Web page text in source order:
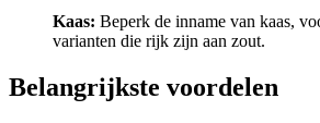
Kaas: Beperk de inname van kaas,
varianten die rijk zijn aan zout.
Belangrijkste voordelen